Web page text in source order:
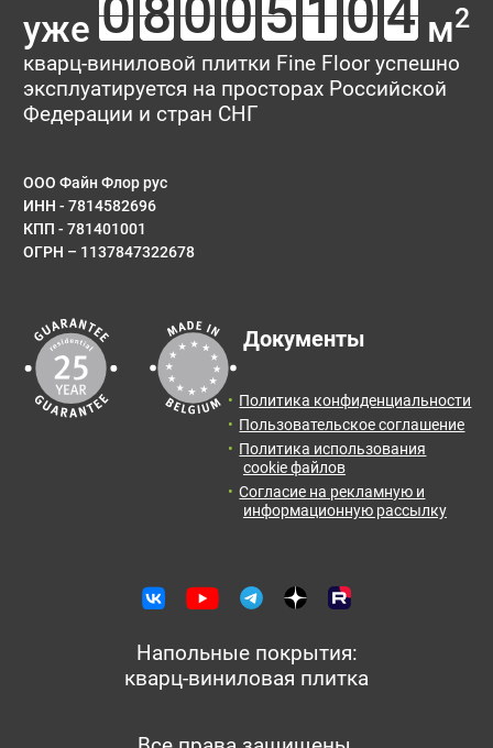
уже м2
кварц-виниловой плитки Fine Floor успешно
эксплуатируется на просторах Российской
Федерации и стран СНГ
ООО Файн Флор рус
ИНН - 7814582696
КПП - 781401001
ОГРН – 1137847322678
Документы
Политика конфиденциальности
Пользовательское соглашение
Политика использования
cookie файлов
Согласие на рекламную и
информационную рассылку
Напольные покрытия:
кварц-виниловая плитка